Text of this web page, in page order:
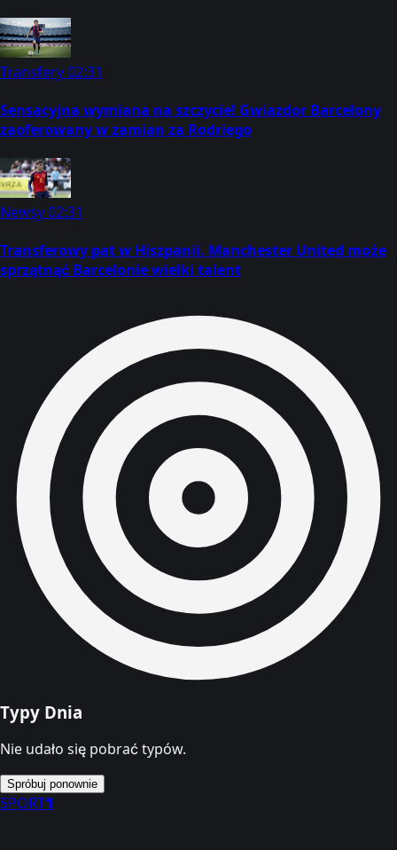
Transfery02:31
Sensacyjna wymiana na szczycie! Gwiazdor Barcelony
zaoferowany w zamian za Rodriego
Newsy02:31
Transferowy pat w Hiszpanii. Manchester United może
sprzątnąć Barcelonie wielki talent
Typy Dnia
Nie udało się pobrać typów.
Spróbuj ponownie
SPORT1